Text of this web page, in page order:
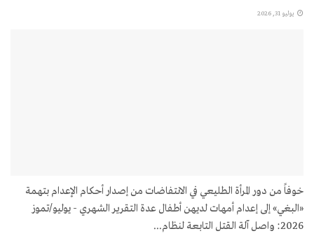
يوليو 31, 2026
خوفاً من دور المرأة الطليعي في الانتفاضات من إصدار أحكام الإعدام بتهمة
«البغي» إلى إعدام أمهات لديهن أطفال عدة التقرير الشهري - يوليو/تموز
2026: واصل آلة القتل التابعة لنظام...